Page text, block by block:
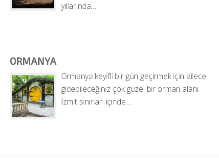
yıllarında…
ORMANYA
Ormanya keyifli bir gün geçirmek için ailece
gidebileceğiniz çok güzel bir orman alanı.
İzmit sınırları içinde…